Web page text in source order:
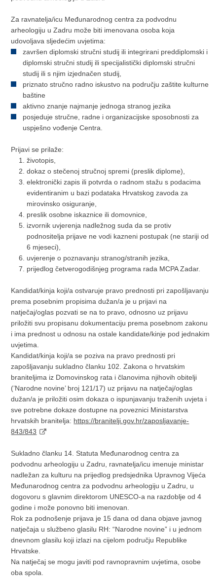
Za ravnatelja/icu Međunarodnog centra za podvodnu
arheologiju u Zadru može biti imenovana osoba koja
udovoljava sljedećim uvjetima:
završen diplomski stručni studij ili integrirani preddiplomski i
diplomski stručni studij ili specijalistički diplomski stručni
studij ili s njim izjednačen studij,
priznato stručno radno iskustvo na području zaštite kulturne
baštine
aktivno znanje najmanje jednoga stranog jezika
posjeduje stručne, radne i organizacijske sposobnosti za
uspješno vođenje Centra.
Prijavi se prilaže:
životopis,
dokaz o stečenoj stručnoj spremi (preslik diplome),
elektronički zapis ili potvrda o radnom stažu s podacima
evidentiranim u bazi podataka Hrvatskog zavoda za
mirovinsko osiguranje,
preslik osobne iskaznice ili domovnice,
izvornik uvjerenja nadležnog suda da se protiv
podnositelja prijave ne vodi kazneni postupak (ne stariji od
6 mjeseci),
uvjerenje o poznavanju stranog/stranih jezika,
prijedlog četverogodišnjeg programa rada MCPA Zadar.
Kandidat/kinja koji/a ostvaruje pravo prednosti pri zapošljavanju
prema posebnim propisima dužan/a je u prijavi na
natječaj/oglas pozvati se na to pravo, odnosno uz prijavu
priložiti svu propisanu dokumentaciju prema posebnom zakonu
i ima prednost u odnosu na ostale kandidate/kinje pod jednakim
uvjetima.
Kandidat/kinja koji/a se poziva na pravo prednosti pri
zapošljavanju sukladno članku 102. Zakona o hrvatskim
braniteljima iz Domovinskog rata i članovima njihovih obitelji
(’Narodne novine’ broj 121/17) uz prijavu na natječaj/oglas
dužan/a je priložiti osim dokaza o ispunjavanju traženih uvjeta i
sve potrebne dokaze dostupne na poveznici Ministarstva
hrvatskih branitelja: https://branitelji.gov.hr/zaposljavanje-
843/843
Sukladno članku 14. Statuta Međunarodnog centra za
podvodnu arheologiju u Zadru, ravnatelja/icu imenuje ministar
nadležan za kulturu na prijedlog predsjednika Upravnog Vijeća
Međunarodnog centra za podvodnu arheologiju u Zadru, u
dogovoru s glavnim direktorom UNESCO-a na razdoblje od 4
godine i može ponovno biti imenovan.
Rok za podnošenje prijava je 15 dana od dana objave javnog
natječaja u službeno glasilu RH: “Narodne novine” i u jednom
dnevnom glasilu koji izlazi na cijelom području Republike
Hrvatske.
Na natječaj se mogu javiti pod ravnopravnim uvjetima, osobe
oba spola.